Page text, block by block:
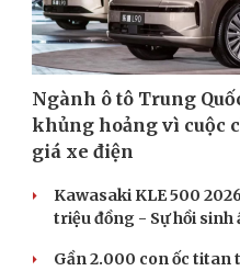
Ngành ô tô Trung
khủng hoảng vì cuộc
giá xe điện
Kawasaki KLE 500
triệu đồng - Sự hồi sinh
Gần 2.000 con ốc titan